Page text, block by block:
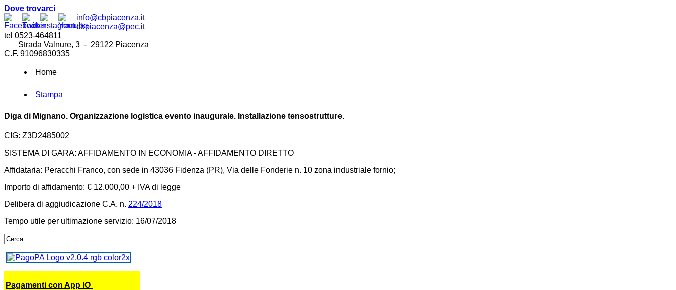
Dove trovarci
info@cbpiacenza.it
cbpiacenza@pec.it
tel 0523-464811
Strada Valnure, 3 - 29122 Piacenza
C.F. 91096830335
Home
Stampa
Diga di Mignano. Organizzazione logistica evento inaugurale. Installazione tensostrutture.
CIG: Z3D2485002
SISTEMA DI GARA: AFFIDAMENTO IN ECONOMIA - AFFIDAMENTO DIRETTO
Affidataria: Peracchi Franco, con sede in 43036 Fidenza (PR), Via delle Fonderie n. 10 zona industriale fornio;
Importo di affidamento: € 12.000,00 + IVA di legge
Delibera di aggiudicazione C.A. n. 224/2018
Tempo utile per ultimazione servizio: 16/07/2018
Pagamenti con App IO